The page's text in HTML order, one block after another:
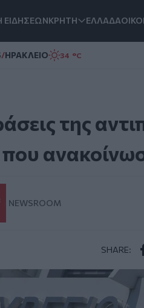
ΕΙΔΗΣΕΩΝΚΡΗΤΗ ΕΛΛΑΔΑ
/ΗΡΑΚΛΕΙΟ 34 °C
της
που
NEWSROOM
SHARE: